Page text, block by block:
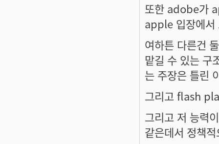
또한 adobe가
apple 입장에서
여하튼 다른건
맡길 수 있는 구
는 주장은 틀린
그리고 flash
그리고 저 능력
같은데서 정책